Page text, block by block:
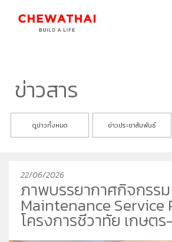
บ้าน
ชีวาวัลย์ ปิ่นเกล้า-สาทร
ชีวารมย์ ราชพฤกษ์ตัดใหม่
คอนโดมิเนียม
ชีวาทัย ปิ่นเกล้า
ชีวาทัย เรสซิเดนซ์ ทองหล่อ
ชีวาทัย ฮอลล์มาร์ค ลาดพร้าว - โชคชั
ชีวาทัย เกษตร - นวมินทร์
ชีวาโฮม สุขสวัสดิ์ - ประชาอุทิศ
ชีวาโฮม วงแหวน - ลำลูกกา
ชีวาโฮม กรุงเทพ - ปทุม
ชีวาโฮม รังสิต - ปทุม
โฮมออฟฟิศ
ชีวา บิซ โฮม เอกชัย-บางบอน
ที่อยู่อาศัยมือสอง
ค้นหาตามโซน
นักลงทุนสัมพันธ์
ข่าวสาร
ดูข่าวทั้งหมด ข่าวประชาสัมพันธ์
22/06/2026
ภาพบรรยากาศกิจกรร
Maintenance Service
โครงการชีวาทัย เกษต